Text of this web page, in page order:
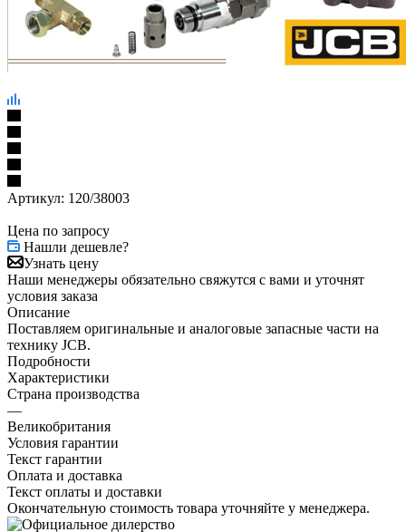
Артикул: 120/38003
Цена по запросу
Нашли дешевле?
Узнать цену
Наши менеджеры обязательно свяжутся с вами и уточнят
условия заказа
Описание
Поставляем оригинальные и аналоговые запасные части на
технику JCB.
Подробности
Характеристики
Страна производства
—
Великобритания
Условия гарантии
Текст гарантии
Оплата и доставка
Текст оплаты и доставки
Окончательную стоимость товара уточняйте у менеджера.